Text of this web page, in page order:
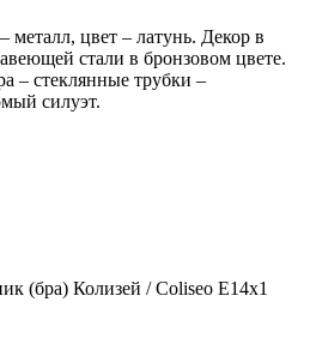
металл, цвет – латунь. Декор в
стали в бронзовом цвете.
– стеклянные трубки –
силуэт.
(бра) Колизей / Coliseo E14х1